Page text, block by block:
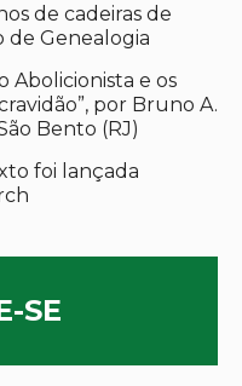
de cadeiras de
de Genealogia
Abolicionista e os
por Bruno A.
Bento (RJ)
foi lançada
SE